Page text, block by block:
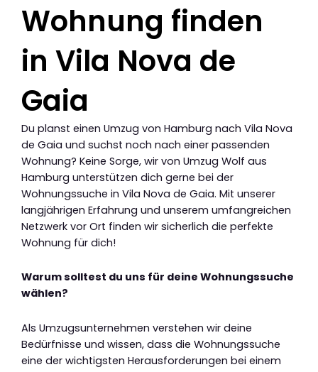
Wohnung finden
in Vila Nova de
Gaia
Du planst einen Umzug von Hamburg nach Vila Nova
de Gaia und suchst noch nach einer passenden
Wohnung? Keine Sorge, wir von Umzug Wolf aus
Hamburg unterstützen dich gerne bei der
Wohnungssuche in Vila Nova de Gaia. Mit unserer
langjährigen Erfahrung und unserem umfangreichen
Netzwerk vor Ort finden wir sicherlich die perfekte
Wohnung für dich!
Warum solltest du uns für deine Wohnungssuche
wählen?
Als Umzugsunternehmen verstehen wir deine
Bedürfnisse und wissen, dass die Wohnungssuche
eine der wichtigsten Herausforderungen bei einem